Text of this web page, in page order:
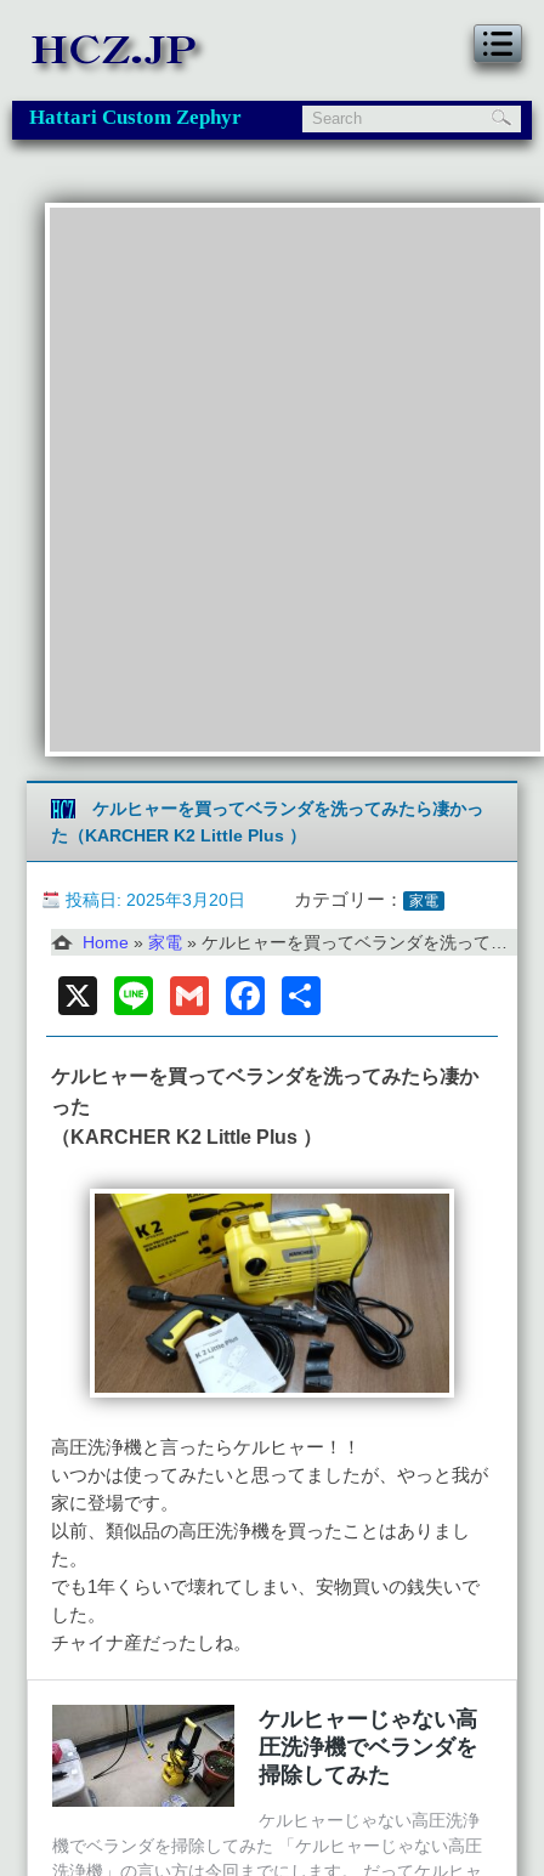
Hattari Custom Zephyr
ケルヒャーを買ってベランダを洗ってみたら凄かっ
た（KARCHER K2 Little Plus ）
投稿日: 2025年3月20日 カテゴリー： 家電
Home » 家電 » ケルヒャーを買ってベランダを洗ってみたら凄かった（KARCHER K2 Little Plus ）
X Line GmailFacebook
有
ケルヒャーを買ってベランダを洗ってみたら凄か
った
（KARCHER K2 Little Plus ）
高圧洗浄機と言ったらケルヒャー！！
いつかは使ってみたいと思ってましたが、やっと我が
家に登場です。
以前、類似品の高圧洗浄機を買ったことはありまし
た。
でも1年くらいで壊れてしまい、安物買いの銭失いで
した。
チャイナ産だったしね。